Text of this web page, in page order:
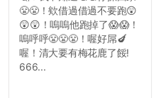
2. 文章主題不明
在學生會臉書的貼文中
可以看到，全篇文章以連字
符分為九段，各段可總結
為：
😤😤！欸借過借過不要跑😲
😲😲！嗚嗚他跑掉了😱😱！
嗚呼呼😤😤😤！喔好屌🍆
喔！清大要有梅花鹿了餒!
666...